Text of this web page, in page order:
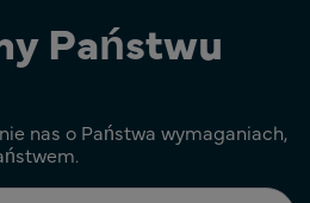
Państwu
nas o Państwa wymaganiach,